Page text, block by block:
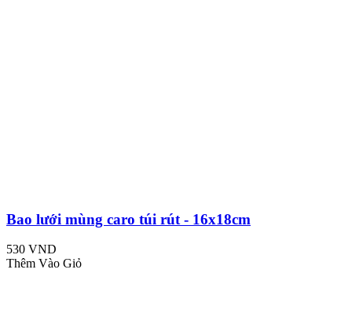
Bao lưới mùng caro túi rút - 16x18cm
530 VND
Thêm Vào Giỏ